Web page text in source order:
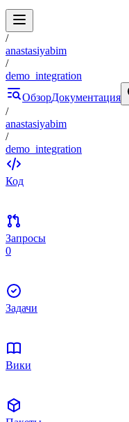
/
anastasiyabim
/
demo_integration
ОбзорДокументация
/
anastasiyabim
/
demo_integration
Код
Запросы
0
Задачи
Вики